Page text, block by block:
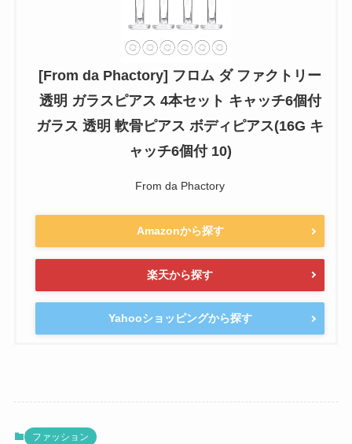
[From da Phactory] フロム ダ ファクトリー
透明 ガラスピアス 4本セット キャッチ6個付
ガラス 透明 軟骨ピアス ボディピアス(16G キ
ャッチ6個付 10)
From da Phactory
Amazonから探す
楽天から探す
Yahooショッピングから探す
ファッション